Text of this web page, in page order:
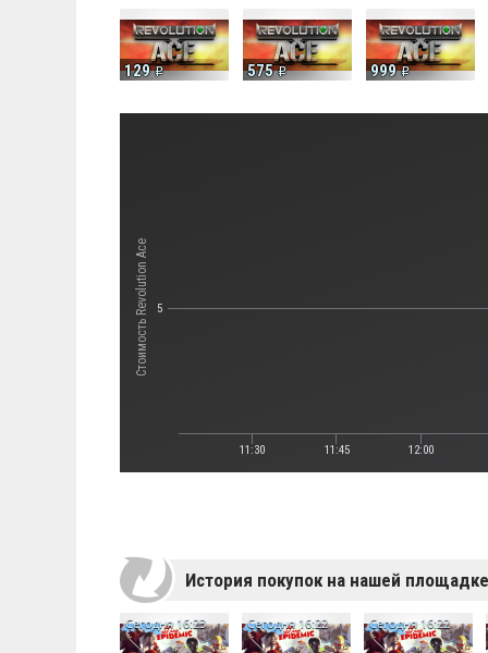
129 575 999
Стоимость Revolution Ace
11:30 11:45 12:00
5
История покупок на нашей площадке
Сегодня 16:23 Сегодня 16:22 Сегодня 16:22